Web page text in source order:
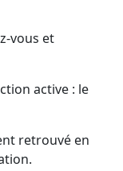
et
active : le
retrouvé en